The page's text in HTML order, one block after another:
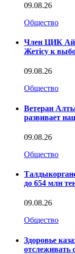
09.08.26
Общество
Член ЦИК
Жетісу к
09.08.26
Общество
Ветеран
развивает
09.08.26
Общество
до 654 млн
09.08.26
Общество
Здоровье
отслеживать